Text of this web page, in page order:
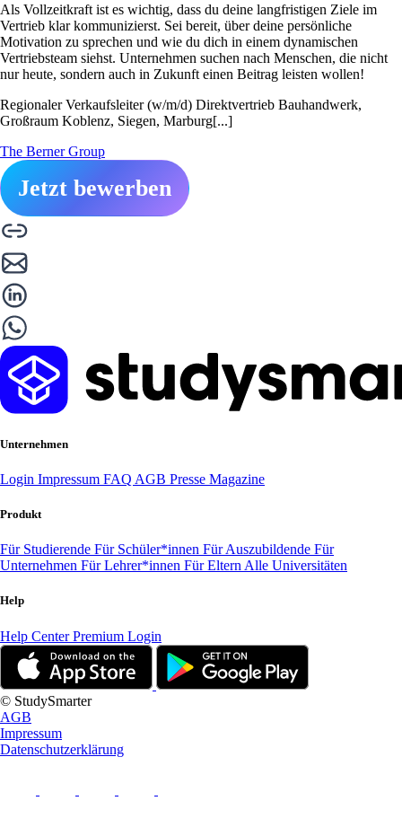
Als Vollzeitkraft ist es wichtig, dass du deine langfristigen Ziele im
Vertrieb klar kommunizierst. Sei bereit, über deine persönliche
Motivation zu sprechen und wie du dich in einem dynamischen
Vertriebsteam siehst. Unternehmen suchen nach Menschen, die nicht
nur heute, sondern auch in Zukunft einen Beitrag leisten wollen!
Regionaler Verkaufsleiter (w/m/d) Direktvertrieb Bauhandwerk,
Großraum Koblenz, Siegen, Marburg[...]
The Berner Group
Jetzt bewerben
Unternehmen
Login Impressum FAQ AGB Presse Magazine
Produkt
Für Studierende Für Schüler*innen Für Auszubildende Für
Unternehmen Für Lehrer*innen Für Eltern Alle Universitäten
Help
Help CenterPremium Login
© StudySmarter
AGB
Impressum
Datenschutzerklärung